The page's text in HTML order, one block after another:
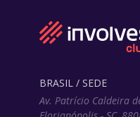
BRASIL / SEDE
Av. Patrício Caldeira